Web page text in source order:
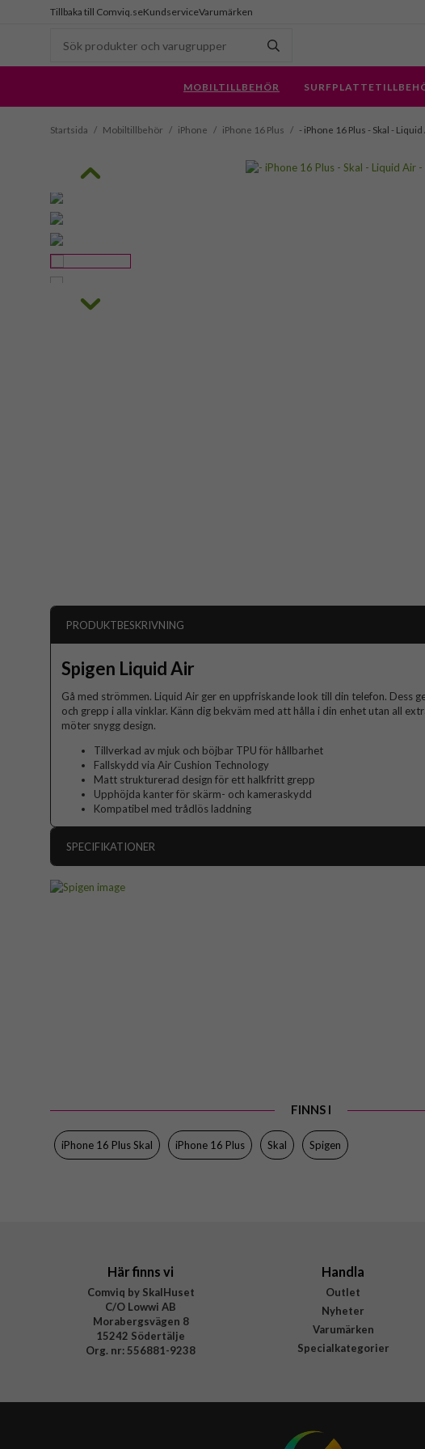
Tillbaka till Comviq.seKundserviceVarumärken
MOBILTILLBEHÖR
Startsida / Mobiltillbehör / iPhone / iPhone 16 Plus / - iPhone 16 Plus - Skal -
PRODUKTBESKRIVNING
Spigen Liquid Air
Gå med strömmen. Liquid Air ger en uppfriskande look till din telefon. Dess
och grepp i alla vinklar. Känn dig bekväm med att hålla i din enhet utan all
möter snygg design.
Tillverkad av mjuk och böjbar TPU för hållbarhet
Fallskydd via Air Cushion Technology
Matt strukturerad design för ett halkfritt grepp
Upphöjda kanter för skärm- och kameraskydd
Kompatibel med trådlös laddning
SPECIFIKATIONER
FINNS I
iPhone 16 Plus Skal iPhone 16 Plus Skal Spigen
Här finns vi
Comviq by SkalHuset
C/O Lowwi AB
Morabergsvägen 8
15242 Södertälje
Org. nr: 556881-9238
Handla
Outlet
Nyheter
Varumärken
Specialkategorier